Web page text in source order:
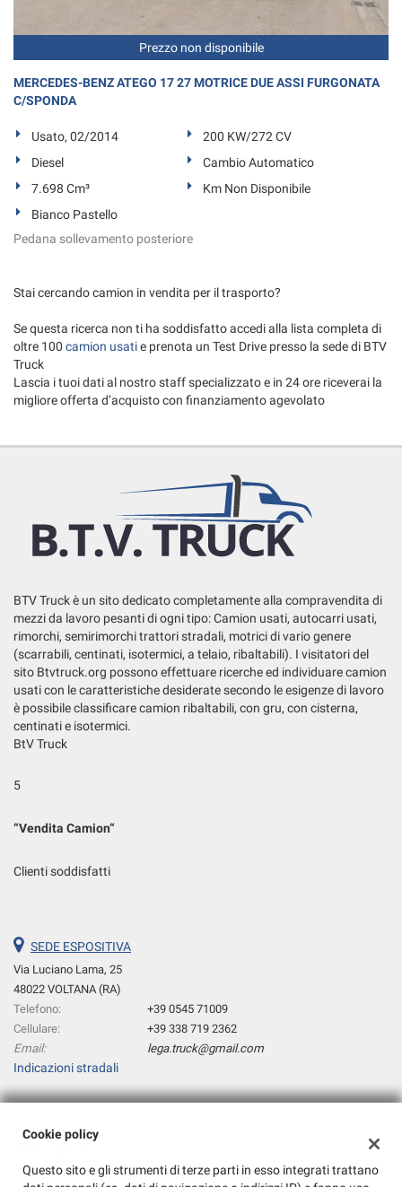
Prezzo non disponibile
MERCEDES-BENZ ATEGO 17 27 MOTRICE DUE ASSI FURGONATA
C/SPONDA
Usato, 02/2014
200 KW/272 CV
Diesel
Cambio Automatico
7.698 Cm³
Km Non Disponibile
Bianco Pastello
Pedana sollevamento posteriore
Stai cercando camion in vendita per il trasporto?
Se questa ricerca non ti ha soddisfatto accedi alla lista completa di
oltre 100 camion usatie prenota un Test Drive presso la sede di BTV
Truck
Lascia i tuoi dati al nostro staff specializzato e in 24 ore riceverai la
migliore offerta d’acquisto con finanziamento agevolato
BTV Truck è un sito dedicato completamente alla compravendita di
mezzi da lavoro pesanti di ogni tipo: Camion usati, autocarri usati,
rimorchi, semirimorchi trattori stradali, motrici di vario genere
(scarrabili, centinati, isotermici, a telaio, ribaltabili). I visitatori del
sito Btvtruck.org possono effettuare ricerche ed individuare camion
usati con le caratteristiche desiderate secondo le esigenze di lavoro
è possibile classificare camion ribaltabili, con gru, con cisterna,
centinati e isotermici.
BtV Truck
5
“Vendita Camion“
Clienti soddisfatti
SEDE ESPOSITIVA
Via Luciano Lama, 25
48022 VOLTANA (RA)
Telefono:
+39 0545 71009
Cellulare:
+39 338 719 2362
Email:
lega.truck@gmail.com
Indicazioni stradali
Dati fiscali:
Via C.CATTANEO, 10 48022 VOLTANA (RA)
Cookie policy
Questo sito e gli strumenti di terze parti in esso integrati trattano